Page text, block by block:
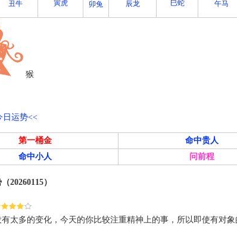
丑牛 寅虎 卯兔 辰龙 巳蛇 午马
猴
日运势<<
第一桶金 命中贵人
命中小人
问前程
20260115）
太多的变化，今天的你比较注重精神上的事，所以即使有对